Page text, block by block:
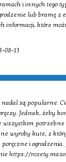
i innych tego
lub bramę
informacji, które
08-13
są popularne.
Jednak, żeby
wyroby kute, z
i
https://